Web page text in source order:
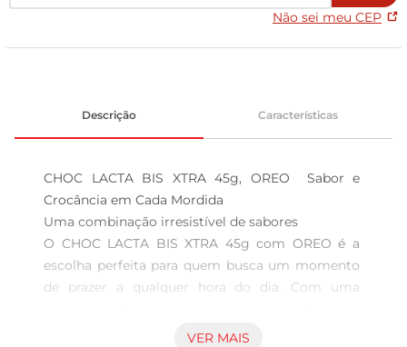
Não sei meu CEP
Descrição Características
CHOC LACTA BIS XTRA 45g, OREO  Sabor e
Crocância em Cada Mordida
Uma combinação irresistível de sabores
O CHOC LACTA BIS XTRA 45g com OREO é a
escolha perfeita para quem busca um momento
de prazer a qualquer hora do dia. Com uma
crocância dos biscoitos OREO, cada pedaço
VER MAIS